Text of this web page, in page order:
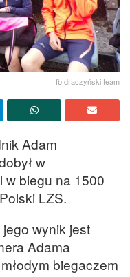
fb draczyński team
Adam
w
w biegu na 1500
LZS.
wynik jest
Adama
biegaczem